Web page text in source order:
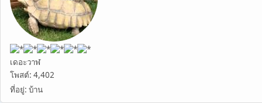
เดอะวาฬ
โพสต์: 4,402
ที่อยู่: บ้าน